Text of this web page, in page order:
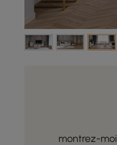
montrez-moi